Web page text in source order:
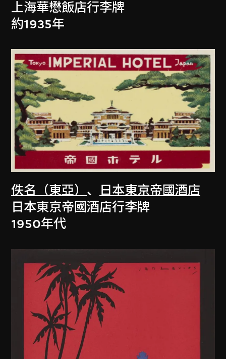
上海華懋飯店行李牌
約1935年
佚名（東亞） 、
日本東京帝國酒店
日本東京帝國酒店行李牌
1950年代